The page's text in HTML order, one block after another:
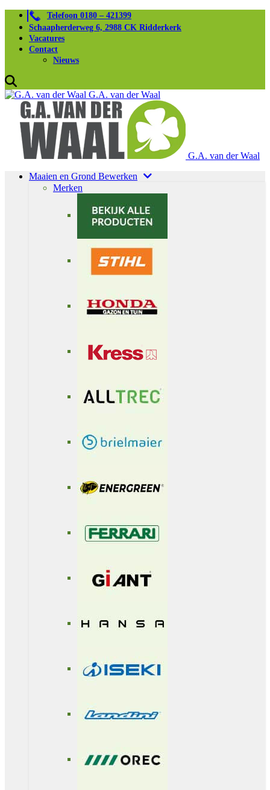
Telefoon 0180 – 421399
Schaapherderweg 6, 2988 CK Ridderkerk
Vacatures
Contact
Nieuws
G.A. van der Waal
G.A. van der Waal
Maaien en Grond Bewerken
Merken